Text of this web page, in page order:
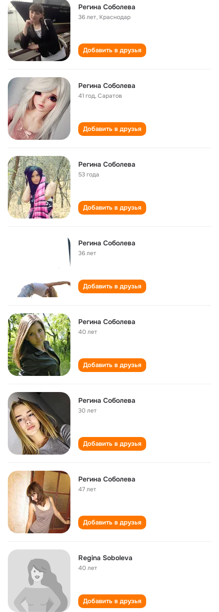
Регина Соболева
36 лет, Краснодар
Добавить в друзья
Регина Соболева
41 год,Саратов
Добавить в друзья
Регина Соболева
53 года
Добавить в друзья
Регина Соболева
36 лет
Добавить в друзья
Регина Соболева
40 лет
Добавить в друзья
Регина Соболева
30 лет
Добавить в друзья
Регина Соболева
47 лет
Добавить в друзья
Regina Soboleva
40 лет
Добавить в друзья